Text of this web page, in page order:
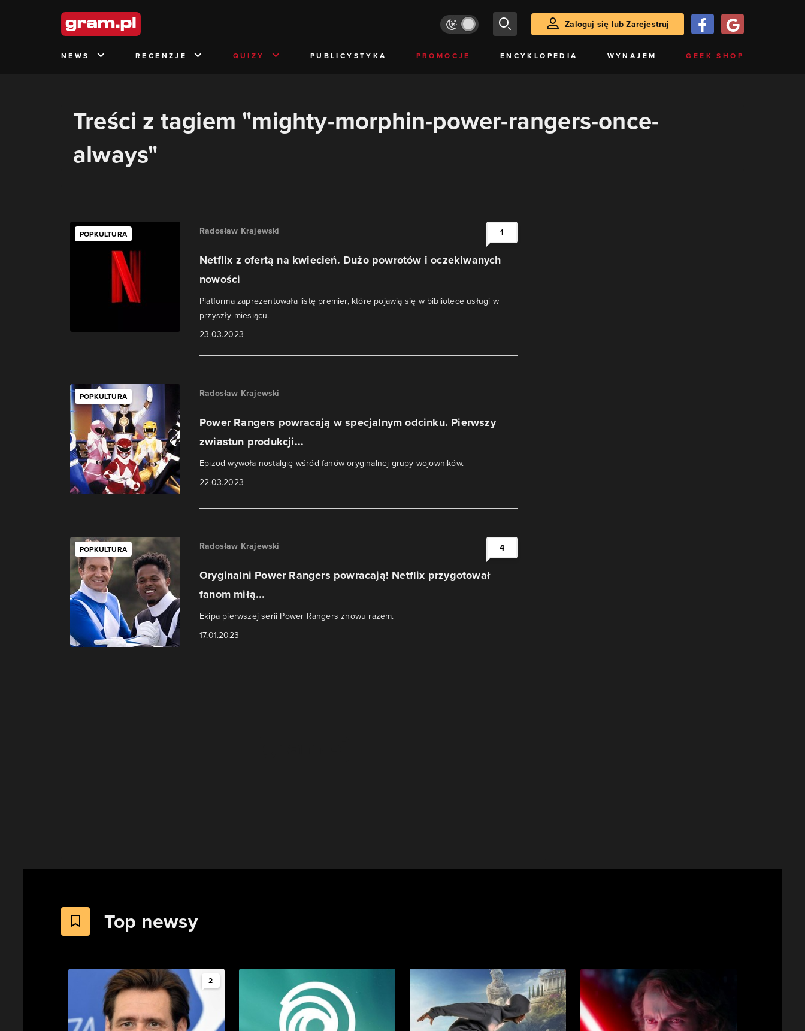
Zaloguj się lub Zarejestruj
NEWS RECENZJE QUIZY PUBLICYSTYKA PROMOCJE ENCYKLOPEDIA WYNAJEM GEEK SHOP
Treści z tagiem "mighty-morphin-power-rangers-once-
always"
POPKULTURA Radosław Krajewski
Netflix z ofertą na kwiecień. Dużo powrotów i oczekiwanych
nowości
Platforma zaprezentowała listę premier, które pojawią się w bibliotece usługi w
przyszły miesiącu.
23.03.2023
1
POPKULTURA Radosław Krajewski
Power Rangers powracają w specjalnym odcinku. Pierwszy
zwiastun produkcji...
Epizod wywoła nostalgię wśród fanów oryginalnej grupy wojowników.
22.03.2023
POPKULTURA Radosław Krajewski
Oryginalni Power Rangers powracają! Netflix przygotował
fanom miłą...
Ekipa pierwszej serii Power Rangers znowu razem.
17.01.2023
4
Top newsy
2